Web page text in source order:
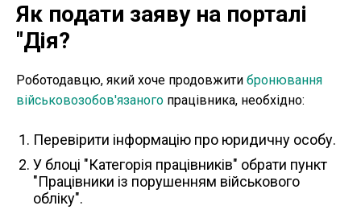
Як подати заяву на порталі
"Дія?
Роботодавцю, який хоче продовжити бронювання
військовозобов'язаного працівника, необхідно:
Перевірити інформацію про юридичну особу.
У блоці "Категорія працівників" обрати пункт
"Працівники із порушенням військового
обліку".